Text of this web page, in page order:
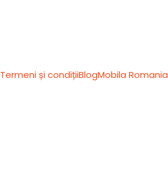
Termeni și condițiiBlogMobila Romania